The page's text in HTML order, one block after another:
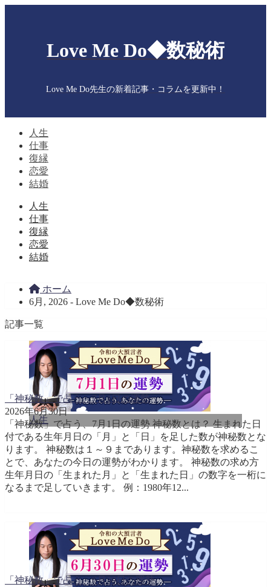
Love Me Do◆数秘術
Love Me Do先生の新着記事・コラムを更新中！
人生
仕事
復縁
恋愛
結婚
人生
仕事
復縁
恋愛
結婚
ホーム
6月, 2026 - Love Me Do◆数秘術
記事一覧
人生
「神秘数」で占う、7月1日の運勢
2026年6月30日
「神秘数」で占う、7月1日の運勢 神秘数とは？ 生まれた日
付である生年月日の「月」と「日」を足した数が神秘数とな
ります。 神秘数は１～９まであります。神秘数を求めるこ
とで、あなたの今日の運勢がわかります。 神秘数の求め方
生年月日の「生まれた月」と「生まれた日」の数字を一桁に
なるまで足していきます。 例：1980年12...
「神秘数」で占う、6月30日の運勢